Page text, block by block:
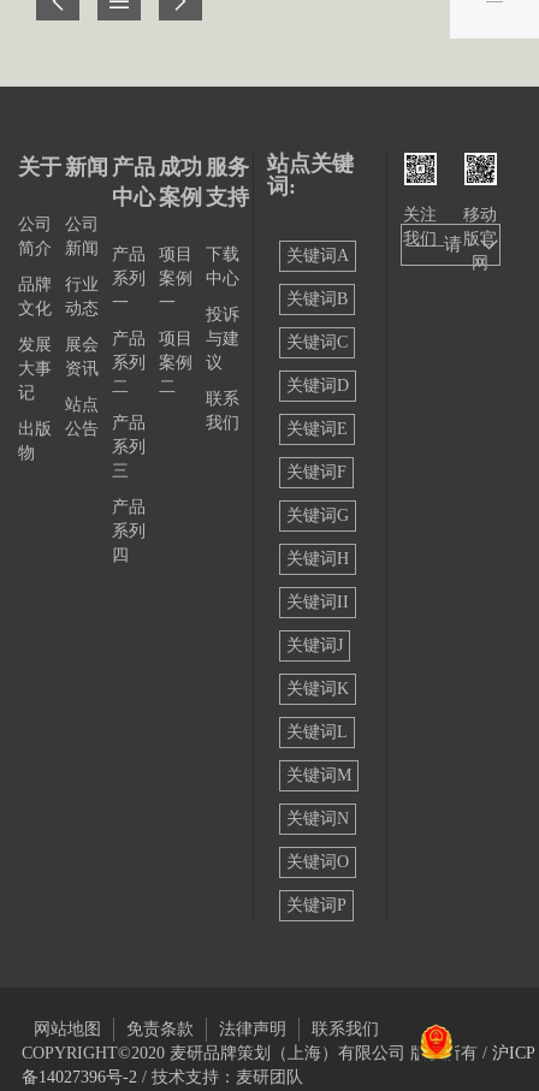
关于
公司
简介
品牌
文化
发展
大事
记
出版
物
新闻
公司
新闻
行业
动态
展会
资讯
站点
公告
产品
中心
产品
系列
一
产品
系列
二
产品
系列
三
产品
系列
四
成功
案例
项目
案例
一
项目
案例
二
服务
支持
下载
中心
投诉
与建
议
联系
我们
站点关键
词:
关键词A
关键词B
关键词C
关键词D
关键词E
关键词F
关键词G
关键词H
关键词II
关键词J
关键词K
关键词L
关键词M
关键词N
关键词O
关键词P
关注
我们
移动
版官
网
——请
网站地图 免责条款 法律声明
联系我们
COPYRIGHT©2020 麦研品牌策划（上海）有限公司 版权所有 / 沪ICP
备14027396号-2/ 技术支持：麦研团队